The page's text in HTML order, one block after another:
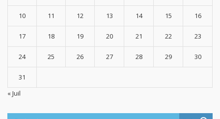
10 11 12 13 14 15 16
17 18 19 20 21 22 23
24 25 26 27 28 29 30
31
« Juil